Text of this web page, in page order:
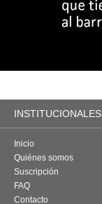
INSTITUCIONALES
Inicio
Quiénes somos
Suscripción
FAQ
Contacto